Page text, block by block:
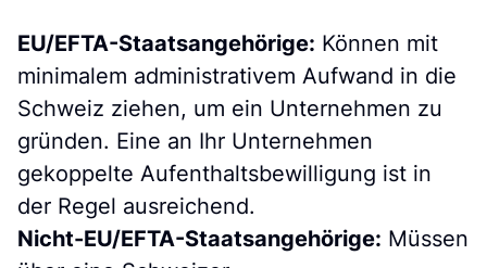
EU/EFTA-Staatsangehörige: Können mit
minimalem administrativem Aufwand in die
Schweiz ziehen, um ein Unternehmen zu
gründen. Eine an Ihr Unternehmen
gekoppelte Aufenthaltsbewilligung ist in
der Regel ausreichend.
Nicht-EU/EFTA-Staatsangehörige: Müssen